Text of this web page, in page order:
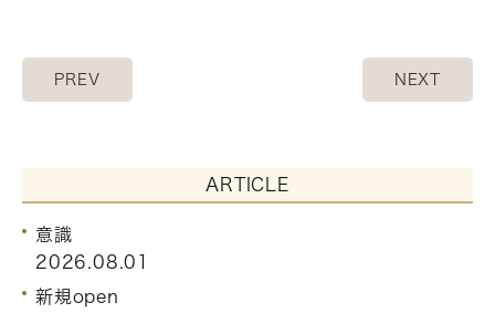
PREV NEXT
ARTICLE
意識
2026.08.01
新規open